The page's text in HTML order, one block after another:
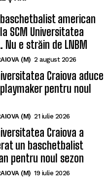
american
SCM Universitatea
Nu e străin de LNBM
(M) 2 august 2026
Craiova aduce
pentru noul
(M) 21 iulie 2026
Craiova a
un baschetbalist
pentru noul sezon
(M) 19 iulie 2026